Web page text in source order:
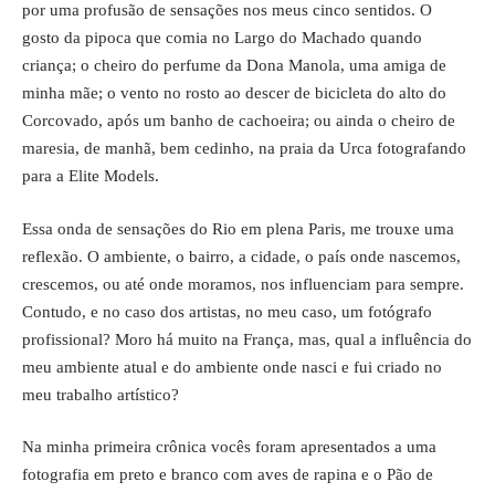
por uma profusão de sensações nos meus cinco sentidos. O
gosto da pipoca que comia no Largo do Machado quando
criança; o cheiro do perfume da Dona Manola, uma amiga de
minha mãe; o vento no rosto ao descer de bicicleta do alto do
Corcovado, após um banho de cachoeira; ou ainda o cheiro de
maresia, de manhã, bem cedinho, na praia da Urca fotografando
para a Elite Models.
Essa onda de sensações do Rio em plena Paris, me trouxe uma
reflexão. O ambiente, o bairro, a cidade, o país onde nascemos,
crescemos, ou até onde moramos, nos influenciam para sempre.
Contudo, e no caso dos artistas, no meu caso, um fotógrafo
profissional? Moro há muito na França, mas, qual a influência do
meu ambiente atual e do ambiente onde nasci e fui criado no
meu trabalho artístico?
Na minha primeira crônica vocês foram apresentados a uma
fotografia em preto e branco com aves de rapina e o Pão de